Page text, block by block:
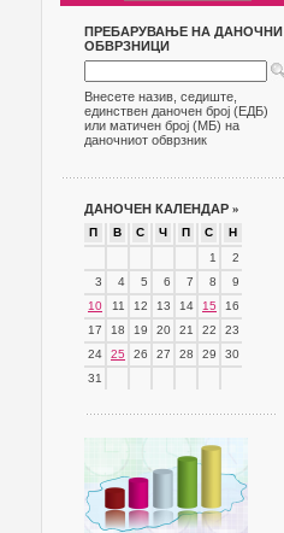
ПРЕБАРУВАЊЕ НА ДАНОЧНИ
ОБВРЗНИЦИ
Внесете назив, седиште,
единствен даночен број (ЕДБ)
или матичен број (МБ) на
даночниот обврзник
ДАНОЧЕН КАЛЕНДАР »
П В С Ч П С
Н
1
2
3
4 5 6 7 8
9
10
11 12 13 14 15
16
17
18 19 20 21 22
23
24
25 26 27 28 29
30
31